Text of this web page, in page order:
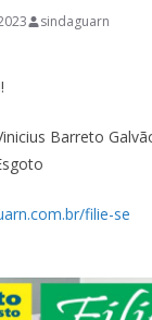
sindaguarn
Barreto
filie-se